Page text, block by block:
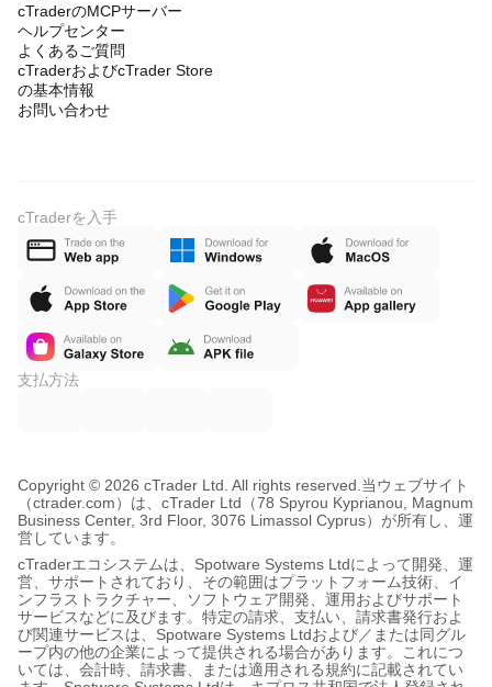
cTraderのMCPサーバー
ヘルプセンター
よくあるご質問
cTraderおよびcTrader Store
の基本情報
お問い合わせ
cTraderを入手
支払方法
Copyright © 2026 cTrader Ltd. All rights reserved. 当ウェブサイト
（ctrader.com）は、cTrader Ltd（78 Spyrou Kyprianou, Magnum
Business Center, 3rd Floor, 3076 Limassol Cyprus）が所有し、運
営しています。
cTraderエコシステムは、Spotware Systems Ltdによって開発、運
営、サポートされており、その範囲はプラットフォーム技術、イ
ンフラストラクチャー、ソフトウェア開発、運用およびサポート
サービスなどに及びます。特定の請求、支払い、請求書発行およ
び関連サービスは、Spotware Systems Ltdおよび／または同グル
ープ内の他の企業によって提供される場合があります。これにつ
いては、会計時、請求書、または適用される規約に記載されてい